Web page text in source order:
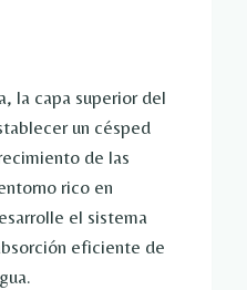
la capa superior del
un césped
de las
rico en
el sistema
eficiente de